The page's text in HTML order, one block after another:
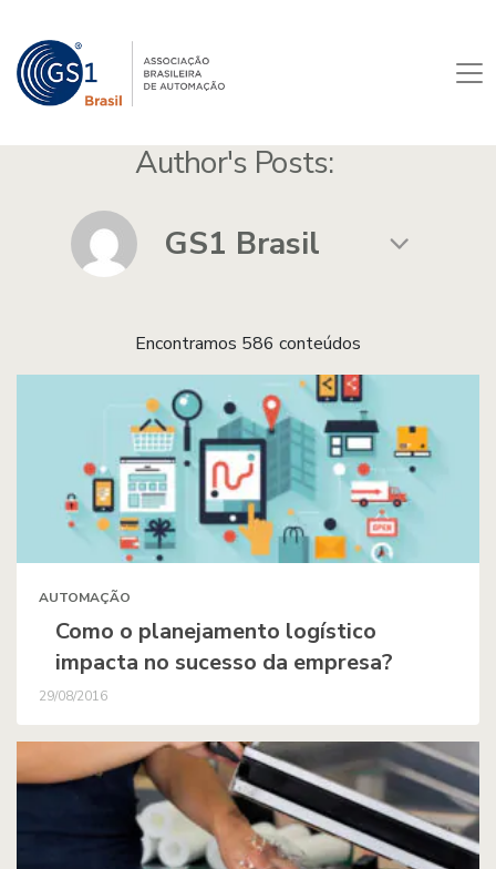
Author's Posts:
Encontramos 586 conteúdos
AUTOMAÇÃO
Como o planejamento logístico
impacta no sucesso da empresa?
29/08/2016